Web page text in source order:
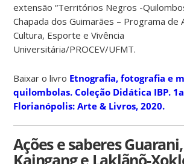
extensão “Territórios Negros -
Chapada dos Guimarães – Programa de
Cultura, Esporte e Vivência
Universitária/PROCEV/UFMT.
Baixar o livro Etnografia, fotografia e
quilombolas. Coleção Didática IBP.
Florianópolis: Arte & Livros, 2020.
Ações e saberes Guarani,